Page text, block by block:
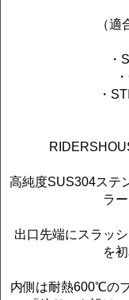
（適
・
・
高純度SUS304ステ
ラ
出口先端にスラッ
を
内側は耐熱600℃の